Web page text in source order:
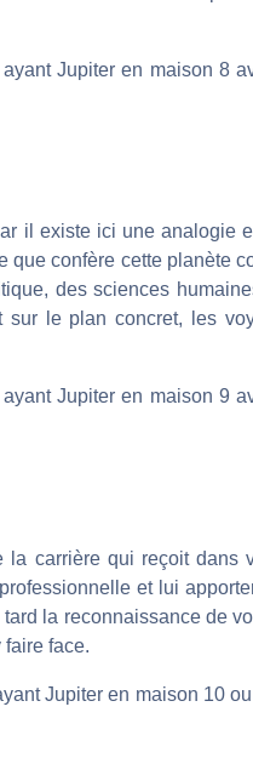
Jupiter en maison 8
il existe ici une analogie
confère cette planète
des sciences
le plan concret, les
Jupiter en maison 9
carrière qui reçoit dans
et lui
la reconnaissance de
face.
Jupiter en maison 10